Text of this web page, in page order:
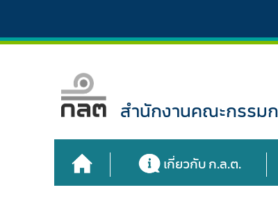
สำนักงานคณะกรรม
เกี่ยวกับ ก.ล.ต.